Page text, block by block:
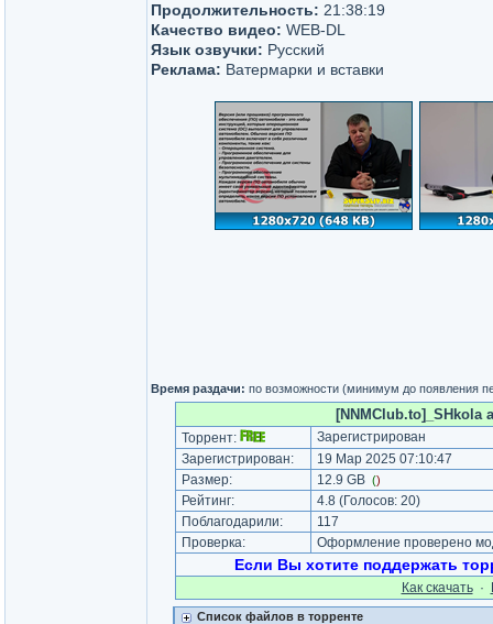
Продолжительность: 21:38:19
Качество видео: WEB-DL
Язык озвучки: Русский
Реклама: Ватермарки и вставки
Время раздачи: по возможности (минимум до появления
[NNMClub.to]_SHkola
Торрент:
Зарегистрирован
Зарегистрирован:
19 Мар 2025 07:10:47
Размер:
12.9 GB ()
Рейтинг: 4.8 (Голосов: 20)
Поблагодарили:
117
Проверка:
Оформление проверено
Если Вы хотите поддержать
Как cкачать·
Список файлов в торренте